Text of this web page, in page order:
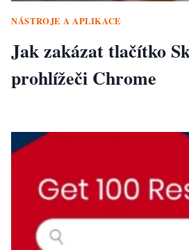
NÁSTROJE A APLIKACE
Jak zakázat tlačítko
prohlížeči Chrome